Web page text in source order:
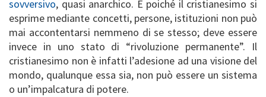
sovversivo, quasi anarchico. E poiché il cristianesimo si
esprime mediante concetti, persone, istituzioni non può
mai accontentarsi nemmeno di se stesso; deve essere
invece in uno stato di “rivoluzione permanente”. Il
cristianesimo non è infatti l’adesione ad una visione del
mondo, qualunque essa sia, non può essere un sistema
o un’impalcatura di potere.